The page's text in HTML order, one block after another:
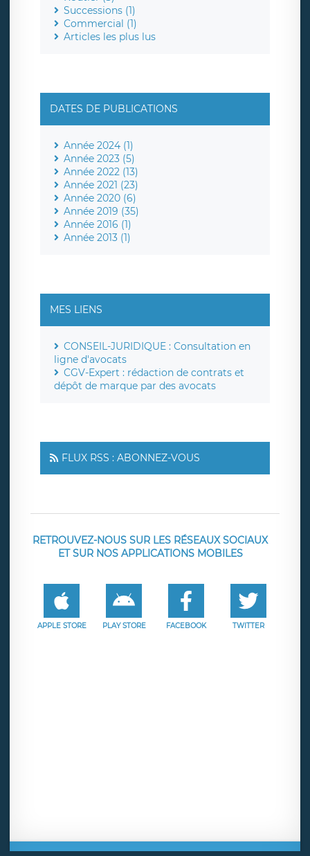
Successions (1)
Commercial (1)
Articles les plus lus
DATES DE PUBLICATIONS
Année 2024 (1)
Année 2023 (5)
Année 2022 (13)
Année 2021 (23)
Année 2020 (6)
Année 2019 (35)
Année 2016 (1)
Année 2013 (1)
MES LIENS
CONSEIL-JURIDIQUE : Consultation en
ligne d'avocats
CGV-Expert : rédaction de contrats et
dépôt de marque par des avocats
FLUX RSS : ABONNEZ-VOUS
RETROUVEZ-NOUS SUR LES RÉSEAUX SOCIAUX
ET SUR NOS APPLICATIONS MOBILES
APPLE STORE PLAY STORE FACEBOOK TWITTER